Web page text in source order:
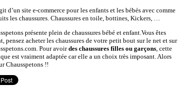
d’un site e-commerce pour les enfants et les bébés avec comme
les chaussures. Chaussures en toile, bottines, Kickers, …
présente plein de chaussures bébé et enfant.Vous êtes
pensez acheter les chaussures de votre petit bout sur le net et sur
Pour avoirdes chaussures filles ou garçons, cette
est vraiment adaptée car elle a un choix très imposant. Alors
Chausspetons !!